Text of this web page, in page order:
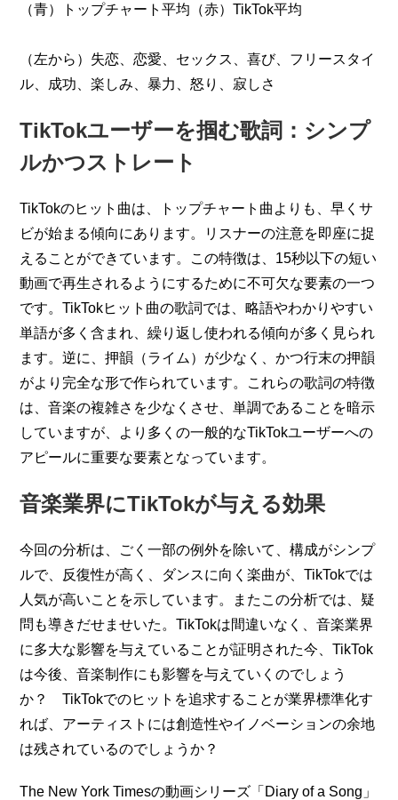
（青）トップチャート平均（赤）TikTok平均
（左から）失恋、恋愛、セックス、喜び、フリースタイ
ル、成功、楽しみ、暴力、怒り、寂しさ
TikTokユーザーを掴む歌詞：シンプ
ルかつストレート
TikTokのヒット曲は、トップチャート曲よりも、早くサ
ビが始まる傾向にあります。リスナーの注意を即座に捉
えることができています。この特徴は、15秒以下の短い
動画で再生されるようにするために不可欠な要素の一つ
です。TikTokヒット曲の歌詞では、略語やわかりやすい
単語が多く含まれ、繰り返し使われる傾向が多く見られ
ます。逆に、押韻（ライム）が少なく、かつ行末の押韻
がより完全な形で作られています。これらの歌詞の特徴
は、音楽の複雑さを少なくさせ、単調であることを暗示
していますが、より多くの一般的なTikTokユーザーへの
アピールに重要な要素となっています。
音楽業界にTikTokが与える効果
今回の分析は、ごく一部の例外を除いて、構成がシンプ
ルで、反復性が高く、ダンスに向く楽曲が、TikTokでは
人気が高いことを示しています。またこの分析では、疑
問も導きだせませいた。TikTokは間違いなく、音楽業界
に多大な影響を与えていることが証明された今、TikTok
は今後、音楽制作にも影響を与えていくのでしょう
か？　TikTokでのヒットを追求することが業界標準化す
れば、アーティストには創造性やイノベーションの余地
は残されているのでしょうか？
The New York Timesの動画シリーズ「Diary of a Song」